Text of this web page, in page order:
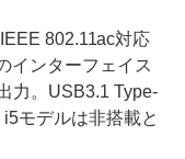
802.11ac対応
インターフェイス
力。USB3.1 Type-
モデルは非搭載と